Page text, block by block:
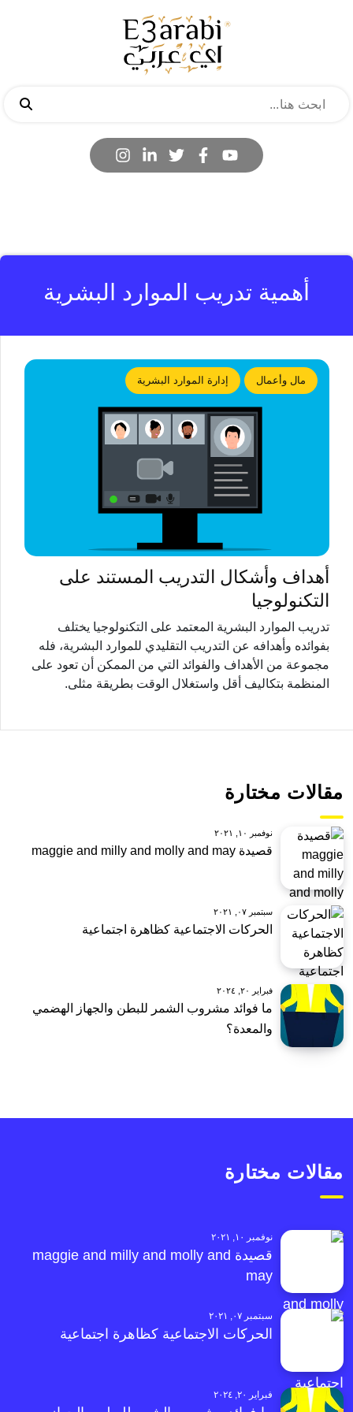
أهمية تدريب الموارد البشرية
مال وأعمال إدارة الموارد البشرية
أهداف وأشكال التدريب المستند على
التكنولوجيا
تدريب الموارد البشرية المعتمد على التكنولوجيا يختلف
بفوائده وأهدافه عن التدريب التقليدي للموارد البشرية، فله
مجموعة من الأهداف والفوائد التي من الممكن أن تعود على
المنظمة بتكاليف أقل واستغلال الوقت بطريقة مثلى.
مقالات مختارة
نوفمبر ١٠, ٢٠٢١
قصيدة maggie and milly and molly and may
سبتمبر ٠٧, ٢٠٢١
الحركات الاجتماعية كظاهرة اجتماعية
فبراير ٢٠, ٢٠٢٤
ما فوائد مشروب الشمر للبطن والجهاز الهضمي
والمعدة؟
مقالات مختارة
نوفمبر ١٠, ٢٠٢١
قصيدة maggie and milly and molly and
may
سبتمبر ٠٧, ٢٠٢١
الحركات الاجتماعية كظاهرة اجتماعية
فبراير ٢٠, ٢٠٢٤